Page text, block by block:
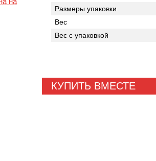
Размеры упаковки
Вес
Вес с упаковкой
КУПИТЬ ВМЕСТЕ